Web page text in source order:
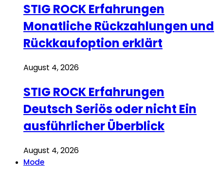
STIG ROCK Erfahrungen
Monatliche Rückzahlungen und
Rückkaufoption erklärt
August 4, 2026
STIG ROCK Erfahrungen
Deutsch Seriös oder nicht Ein
ausführlicher Überblick
August 4, 2026
Mode